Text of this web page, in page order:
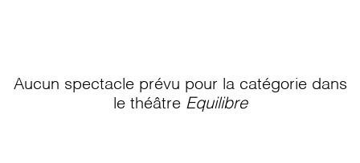
Aucun spectacle prévu pour la catégorie dans
le théâtre Equilibre